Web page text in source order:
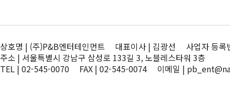
상호명 | (주)P&B엔터테인먼트 대표이사 | 김광선 사업자 등록
주소 | 서울특별시 강남구 삼성로 133길 3, 노블레스타워 3층
TEL | 02-545-0070 FAX | 02-545-0074 이메일 |